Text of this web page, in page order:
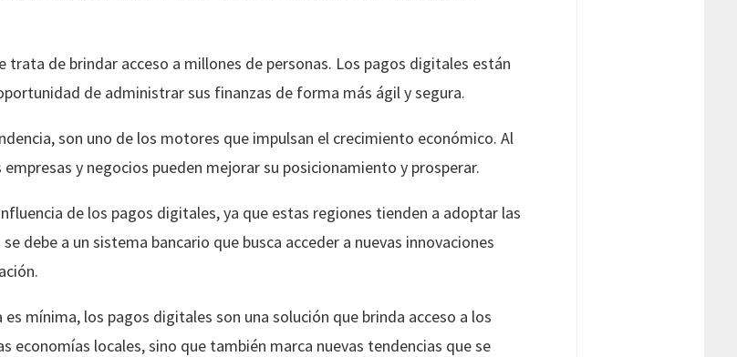
trata de brindar acceso a millones de personas. Los pagos digitales están
de administrar sus finanzas de forma más ágil y segura.
son uno de los motores que impulsan el crecimiento económico. Al
y negocios pueden mejorar su posicionamiento y prosperar.
de los pagos digitales, ya que estas regiones tienden a adoptar las
debe a un sistema bancario que busca acceder a nuevas innovaciones
mínima, los pagos digitales son una solución que brinda acceso a los
economías locales, sino que también marca nuevas tendencias que se